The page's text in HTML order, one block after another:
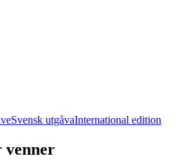
Svensk utgåvaInternational edition
venner